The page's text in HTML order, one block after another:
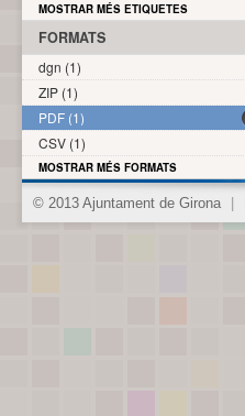
MOSTRAR MÉS ETIQUETES
FORMATS
dgn (1)
ZIP (1)
PDF (1)
CSV (1)
MOSTRAR MÉS FORMATS
© 2013 Ajuntament de Girona